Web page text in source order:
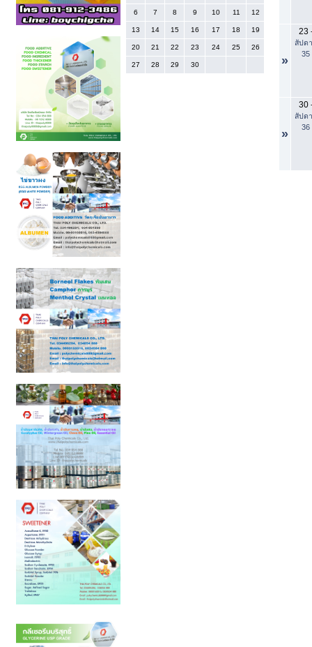
6 7 8 9 10 11 12
13 14 15 16 17 18 19
20 21 22 23 24 25 26
27 28 29 30 »
23
สัปด
35
»
30
สัปด
36